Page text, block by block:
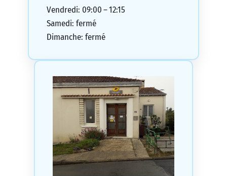
Vendredi: 09:00 – 12:15
Samedi: fermé
Dimanche: fermé